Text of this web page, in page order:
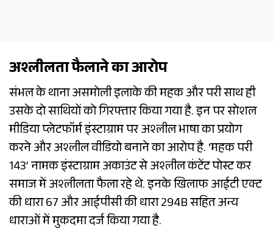
अश्लीलता फैलाने का आरोप
संभल के थाना असमोली इलाके की महक और परी साथ ही
उसके दो साथियों को गिरफ्तार किया गया है. इन पर सोशल
मीडिया प्लेटफॉर्म इंस्टाग्राम पर अश्लील भाषा का प्रयोग
करने और अश्लील वीडियो बनाने का आरोप है. ‘महक परी
143’ नामक इंस्टाग्राम अकाउंट से अश्लील कंटेंट पोस्ट कर
समाज में अश्लीलता फैला रहे थे. इनके खिलाफ आईटी एक्ट
की धारा 67 और आईपीसी की धारा 294B सहित अन्य
धाराओं में मुकदमा दर्ज किया गया है.